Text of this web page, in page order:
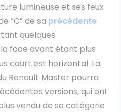
lumineuse et ses feux
“C” de sa précédente
quelques
face avant étant plus
court est horizontal. La
Renault Master pourra
versions, qui ont
vendu de sa catégorie